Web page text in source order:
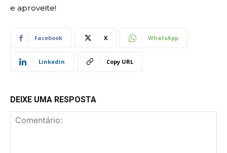
e aproveite!
Facebook X WhatsApp
Linkedin Copy URL
DEIXE UMA RESPOSTA